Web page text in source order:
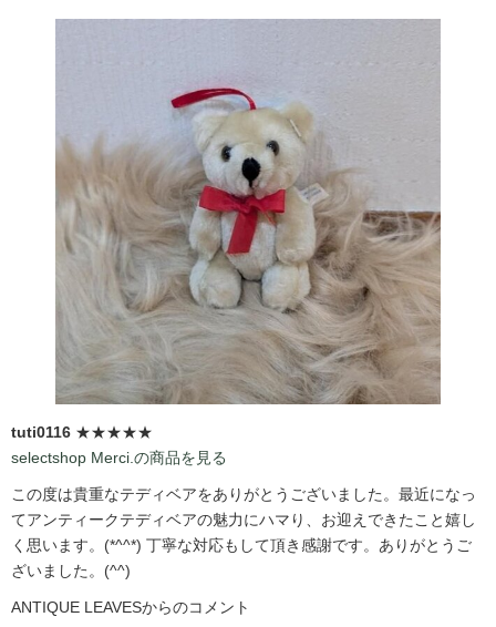
tuti0116 ★★★★★
selectshop Merci.の商品を見る
この度は貴重なテディベアをありがとうございました。最近になっ
てアンティークテディベアの魅力にハマり、お迎えできたこと嬉し
く思います。(*^^*) 丁寧な対応もして頂き感謝です。ありがとうご
ざいました。(^^)
ANTIQUE LEAVESからのコメント